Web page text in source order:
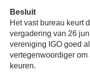
Besluit
Het vast bureau keurt
vergadering van 26
vereniging IGO goed
vertegenwoordiger
keuren.